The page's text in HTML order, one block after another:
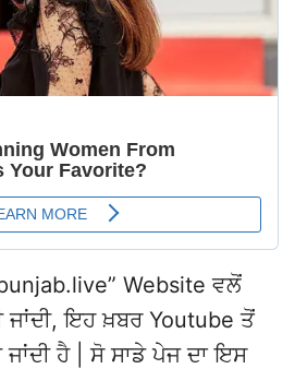
Website ਵਲੋਂ
ਜਾਂਦੀ, ਇਹ ਖ਼ਬਰ Youtube ਤੋਂ
ਜਾਂਦੀ ਹੈ | ਸੋ ਸਾਡੇ ਪੇਜ ਦਾ ਇਸ